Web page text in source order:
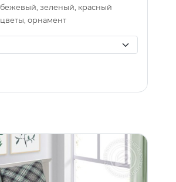
бежевый, зеленый, красный
цветы, орнамент